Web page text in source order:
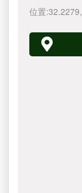
位置:32.2279,